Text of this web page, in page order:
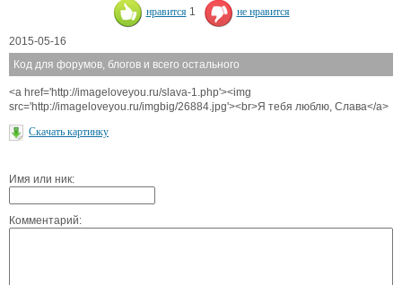
нравится 1 не нравится
2015-05-16
Код для форумов, блогов и всего остального
<a href='http://imageloveyou.ru/slava-1.php'><img
src='http://imageloveyou.ru/imgbig/26884.jpg'><br>Я тебя люблю, Слава</a>
Скачать картинку
Имя или ник:
Комментарий: